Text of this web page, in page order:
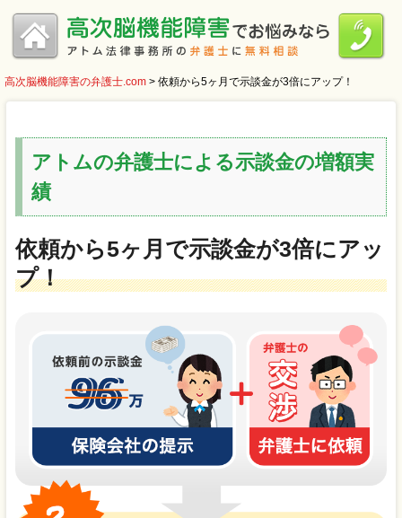
高次脳機能障害の弁護士.com > 依頼から5ヶ月で示談金が3倍にアップ！
アトムの弁護士による示談金の増額実
績
依頼から5ヶ月で示談金が3倍にアッ
プ！